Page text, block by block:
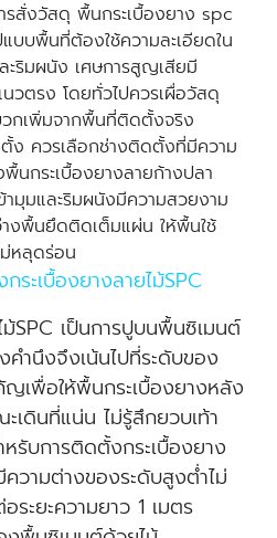
รสั่งวัสดุ พื้นกระเบื้องยาง spc
บบพื้นที่ต้องใช้ความละเอียดใน
ะริมผนัง เศษการสูญเสียมี
วตรง โดยทั่วไปควรเผื่อวัสดุ
กเพิ่มจากพื้นที่ติดตั้งจริง
ง ควรเลือกช่างติดตั้งที่มีความ
นกระเบื้องยางลายก้างปลา
ามุมและริมผนังมีความสวยงาม
างพื้นยึดติดเต็มแผ่น ให้พื้นใช้
ม่หลุดร่อน
ระเบื้องยางลายไม้SPC
ม้SPC เป็นการปูบนพื้นซิเมนต์
ำนึงจึงเน้นไปที่ระดับของ
เพื่อให้พื้นกระเบื้องยางหลัง
ดินที่แน่น ไม่รู้สึกยวบเท้า
รับการติดตั้งกระเบื้องยาง
วามต่างของระดับสูงต่ำไม่
ระยะความยาว 1 เมตร